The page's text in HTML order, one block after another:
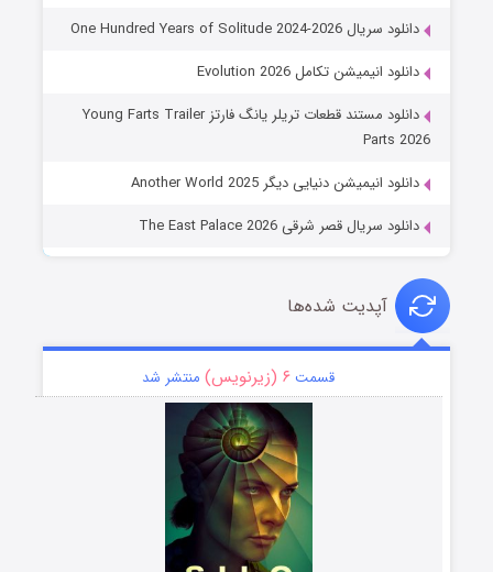
دانلود سریال One Hundred Years of Solitude 2024-2026
دانلود انیمیشن تکامل Evolution 2026
دانلود مستند قطعات تریلر یانگ فارتز Young Farts Trailer
Parts 2026
دانلود انیمیشن دنیایی دیگر Another World 2025
دانلود سریال قصر شرقی The East Palace 2026
آپدیت شده‌ها
قسمت ۶ (زیرنویس) منتشر شد